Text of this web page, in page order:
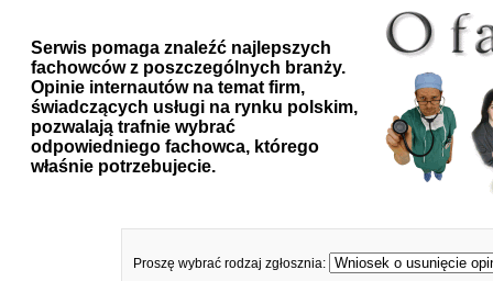
Serwis pomaga znaleźć najlepszych
fachowców z poszczególnych branży.
Opinie internautów na temat firm,
świadczących usługi na rynku polskim,
pozwalają trafnie wybrać
odpowiedniego fachowca, którego
właśnie potrzebujecie.
Proszę wybrać rodzaj zgłosznia: